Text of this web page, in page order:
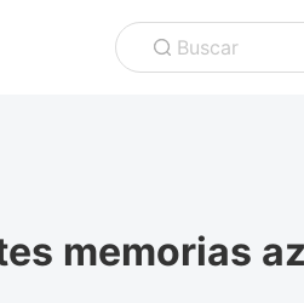
Buscar
memorias